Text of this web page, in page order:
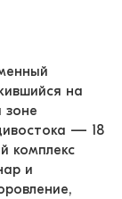
на
зоне
— 18
комплекс
и